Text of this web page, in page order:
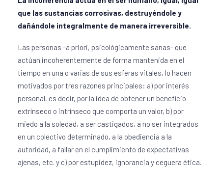
que las sustancias corrosivas, destruyéndole y
dañándole integralmente de manera irreversible.
Las personas -a priori, psicológicamente sanas- que
actúan incoherentemente de forma mantenida en el
tiempo en una o varias de sus esferas vitales, lo hacen
motivados por tres razones principales: a) por interés
personal, es decir, por la idea de obtener un beneficio
extrínseco o intrínseco que comporta un valor, b) por
miedo a la soledad, a ser castigados, a no ser integrados
en un colectivo determinado, a la obediencia a la
autoridad, a fallar en el cumplimiento de expectativas
ajenas, etc. y c) por estupidez, ignorancia y ceguera ética.